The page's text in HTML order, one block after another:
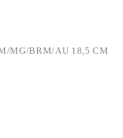
MG/BRM/AU 18,5 CM